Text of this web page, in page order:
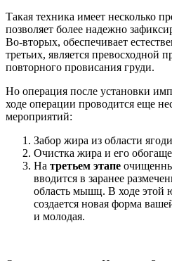
Такая техника имеет несколько
позволяет более надежно
Во-вторых, обеспечивает
третьих, является превосходной
повторного провисания груди.
Но операция после установки
ходе операции проводится еще
мероприятий:
Забор жира из области
Очистка жира и его
На третьем этапе
вводится в заранее
область мышц. В ходе этой
создается новая форма
и молодая.